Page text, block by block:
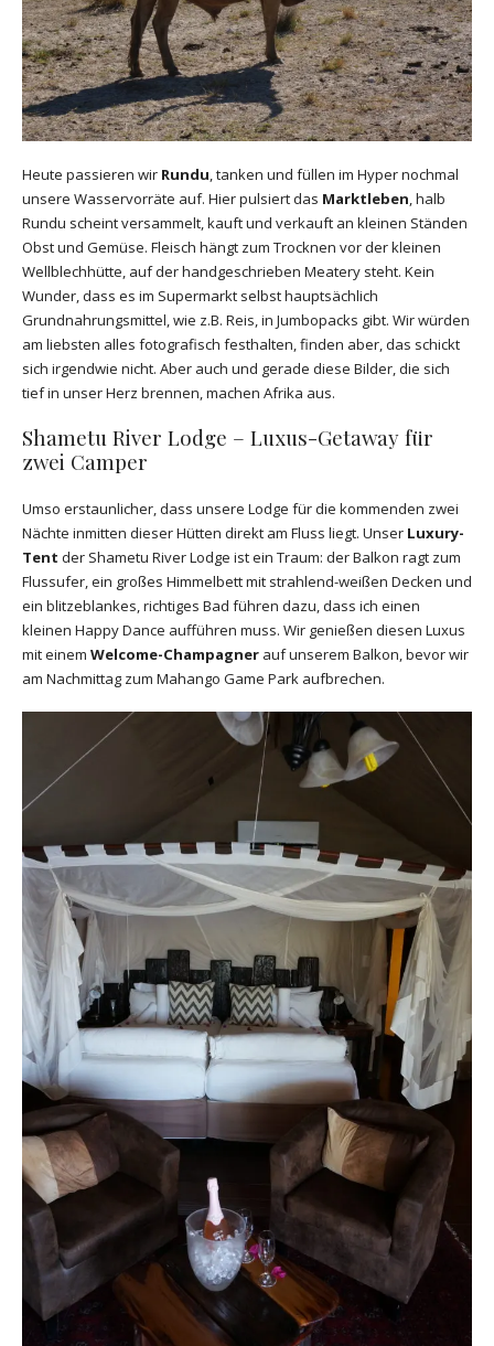
Heute passieren wir Rundu, tanken und füllen im Hyper nochmal
unsere Wasservorräte auf. Hier pulsiert das Marktleben, halb
Rundu scheint versammelt, kauft und verkauft an kleinen Ständen
Obst und Gemüse. Fleisch hängt zum Trocknen vor der kleinen
Wellblechhütte, auf der handgeschrieben Meatery steht. Kein
Wunder, dass es im Supermarkt selbst hauptsächlich
Grundnahrungsmittel, wie z.B. Reis, in Jumbopacks gibt. Wir würden
am liebsten alles fotografisch festhalten, finden aber, das schickt
sich irgendwie nicht. Aber auch und gerade diese Bilder, die sich
tief in unser Herz brennen, machen Afrika aus.
Shametu River Lodge – Luxus-Getaway für
zwei Camper
Umso erstaunlicher, dass unsere Lodge für die kommenden zwei
Nächte inmitten dieser Hütten direkt am Fluss liegt. Unser Luxury-
Tent der Shametu River Lodge ist ein Traum: der Balkon ragt zum
Flussufer, ein großes Himmelbett mit strahlend-weißen Decken und
ein blitzeblankes, richtiges Bad führen dazu, dass ich einen
kleinen Happy Dance aufführen muss. Wir genießen diesen Luxus
mit einem Welcome-Champagner auf unserem Balkon, bevor wir
am Nachmittag zum Mahango Game Park aufbrechen.